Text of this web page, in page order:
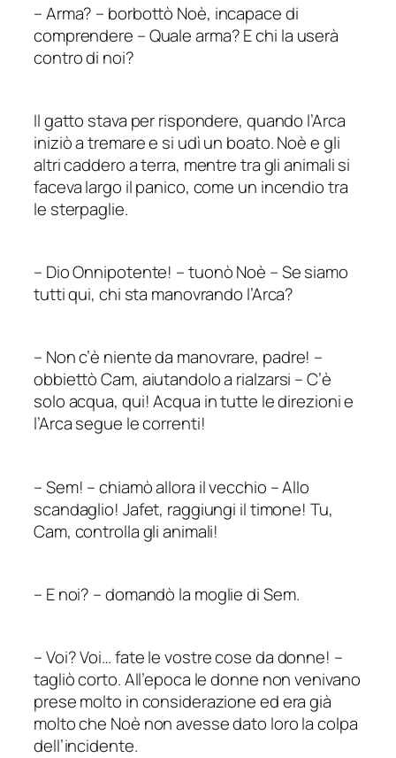
–Arma? – borbottò Noè, incapace di
comprendere – Quale arma? Echi la userà
contro di noi?
Il gatto stava per rispondere, quando l’Arca
iniziò a tremare e si udì un boato. Noè e gli
altri caddero a terra, mentre tra gli animali si
faceva largo il panico, come un incendio tra
le sterpaglie.
– Dio Onnipotente! –tuonò Noè – Se siamo
tutti qui, chi sta manovrando l’Arca?
– Non c’è niente da manovrare, padre! –
obbiettò Cam, aiutandolo a rialzarsi – C’è
solo acqua, qui! Acqua in tutte le direzioni e
l’Arca segue le correnti!
–Sem! –chiamò allora il vecchio –Allo
scandaglio! Jafet, raggiungi il timone! Tu,
Cam, controlla gli animali!
– E noi? –domandò la moglie di Sem.
–Voi? Voi… fate le vostre cose da donne! –
tagliò corto. All’epoca le donne non venivano
prese molto in considerazione ed era già
molto che Noè non avesse dato loro la colpa
dell’incidente.